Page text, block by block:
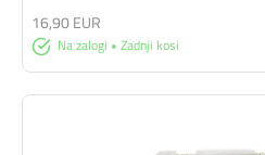
Na zalogi • Zadnji kosi
16,90 EUR